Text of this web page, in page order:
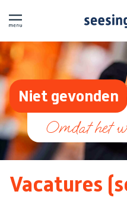
Niet gevonden
Vacatures